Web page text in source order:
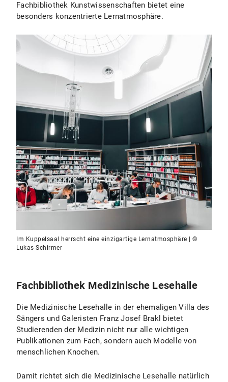
Fachbibliothek Kunstwissenschaften bietet eine
besonders konzentrierte Lernatmosphäre.
Im Kuppelsaal herrscht eine einzigartige Lernatmosphäre | ©
Lukas Schirmer
Fachbibliothek Medizinische Lesehalle
Die Medizinische Lesehalle in der ehemaligen Villa des
Sängers und Galeristen Franz Josef Brakl bietet
Studierenden der Medizin nicht nur alle wichtigen
Publikationen zum Fach, sondern auch Modelle von
menschlichen Knochen.
Damit richtet sich die Medizinische Lesehalle natürlich